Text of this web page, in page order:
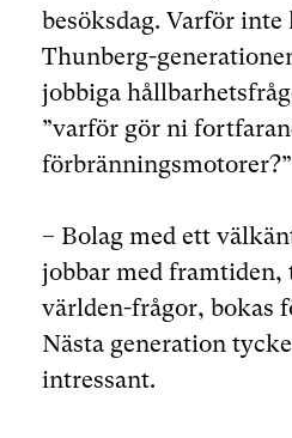
besöksdag. Varför inte
Thunberg-
jobbiga
”varför gör ni
förbränningsmotorer?”
– Bolag med ett
jobbar med framtiden,
världen-frågor, bokas
Nästa generation
intressant.